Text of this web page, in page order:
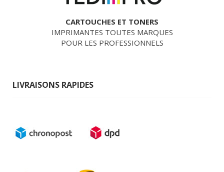
CARTOUCHES ET TONERS
IMPRIMANTES TOUTES MARQUES
POUR LES PROFESSIONNELS
LIVRAISONS RAPIDES